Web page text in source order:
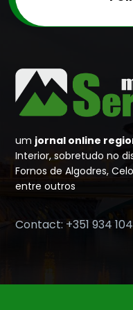
um jornal online
Interior, sobretudo no
Fornos de Algodres,
entre outros
Contact: +351 934